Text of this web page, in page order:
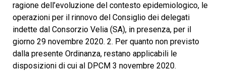
ragione dell’evoluzione del contesto epidemiologico, le
operazioni per il rinnovo del Consiglio dei delegati
indette dal Consorzio Velia (SA), in presenza, per il
giorno 29 novembre 2020. 2. Per quanto non previsto
dalla presente Ordinanza, restano applicabili le
disposizioni di cui al DPCM 3 novembre 2020.